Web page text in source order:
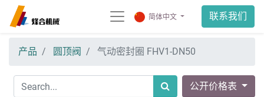
简体中文 联系我们
产品 圆顶阀 气动密封圈 FHV1-DN50
公开价格表